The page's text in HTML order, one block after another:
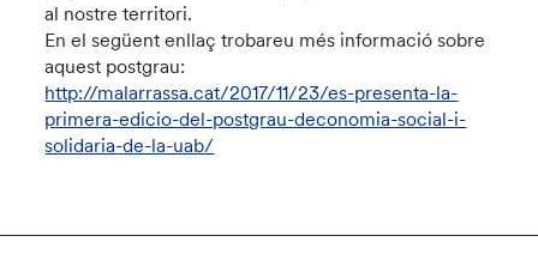
al nostre territori.
En el següent enllaç trobareu més informació sobre
aquest postgrau:
http://malarrassa.cat/2017/11/23/es-presenta-la-
primera-edicio-del-postgrau-deconomia-social-i-
solidaria-de-la-uab/